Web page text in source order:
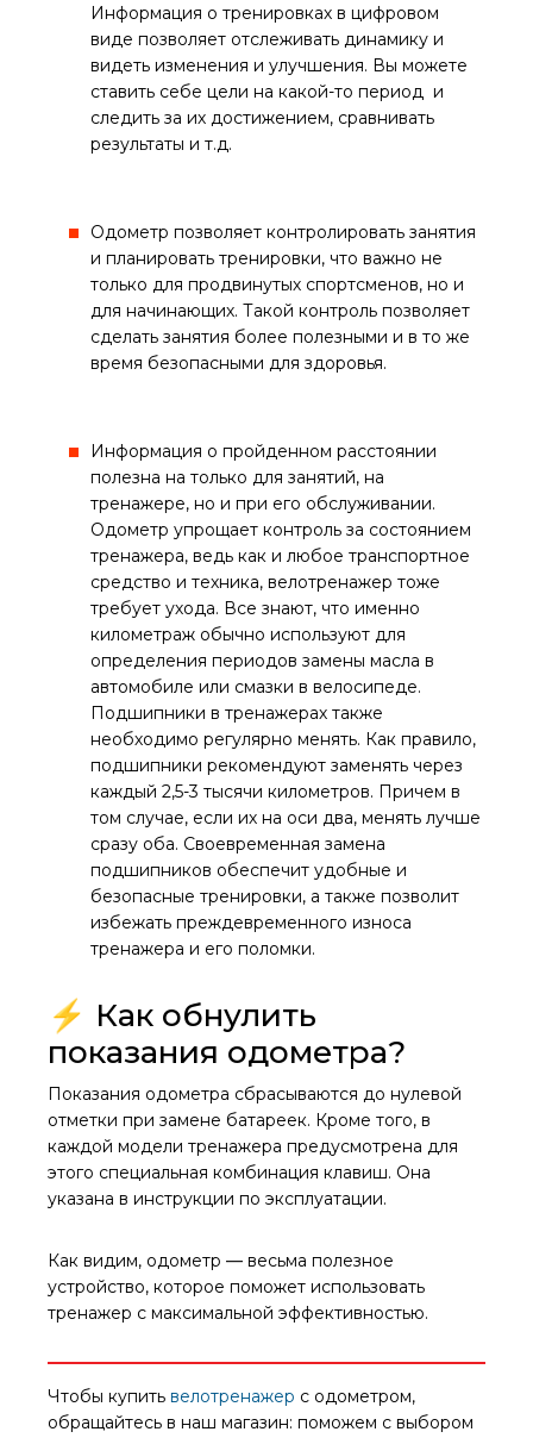
Информация о тренировках в цифровом
виде позволяет отслеживать динамику и
видеть изменения и улучшения. Вы можете
ставить себе цели на какой-то период и
следить за их достижением, сравнивать
результаты и т.д.
Одометр позволяет контролировать занятия
и планировать тренировки, что важно не
только для продвинутых спортсменов, но и
для начинающих. Такой контроль позволяет
сделать занятия более полезными и в то же
время безопасными для здоровья.
Информация о пройденном расстоянии
полезна на только для занятий, на
тренажере, но и при его обслуживании.
Одометр упрощает контроль за состоянием
тренажера, ведь как и любое транспортное
средство и техника, велотренажер тоже
требует ухода. Все знают, что именно
километраж обычно используют для
определения периодов замены масла в
автомобиле или смазки в велосипеде.
Подшипники в тренажерах также
необходимо регулярно менять. Как правило,
подшипники рекомендуют заменять через
каждый 2,5-3 тысячи километров. Причем в
том случае, если их на оси два, менять лучше
сразу оба. Своевременная замена
подшипников обеспечит удобные и
безопасные тренировки, а также позволит
избежать преждевременного износа
тренажера и его поломки.
⚡ Как обнулить
показания одометра?
Показания одометра сбрасываются до нулевой
отметки при замене батареек. Кроме того, в
каждой модели тренажера предусмотрена для
этого специальная комбинация клавиш. Она
указана в инструкции по эксплуатации.
Как видим, одометр ― весьма полезное
устройство, которое поможет использовать
тренажер с максимальной эффективностью.
Чтобы купить велотренажер с одометром,
обращайтесь в наш магазин: поможем с выбором